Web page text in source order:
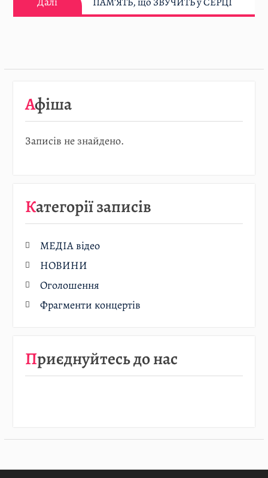
Афіша
Записів не знайдено.
Категорії записів
МЕДІА відео
НОВИНИ
Оголошення
Фрагменти концертів
Приєднуйтесь до нас